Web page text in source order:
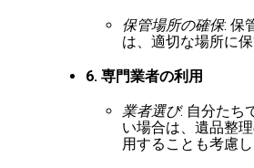
保管場所の確保: 保
は、適切な場所に保
6. 専門業者の利用
業者選び: 自分たち
い場合は、遺品整
用することも考慮し